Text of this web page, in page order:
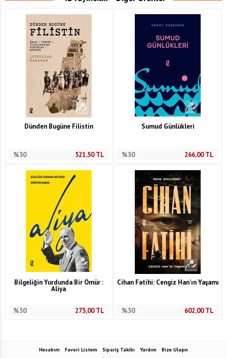
Dünden Bugüne Filistin
%30 521,50TL
Sumud Günlükleri
%30 266,00TL
Bilgeliğin Yurdunda Bir Ömür :
Aliya
%30 273,00TL
Cihan Fatihi: Cengiz Han'ın Yaşamı
%30 602,00TL
Hesabım Favori Listem Sipariş Takibi Yardım
Bize Ulaşın